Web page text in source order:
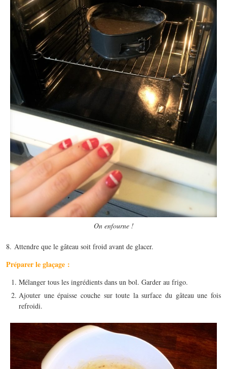
On enfourne !
8. Attendre que le gâteau soit froid avant de glacer.
Préparer le glaçage :
Mélanger tous les ingrédients dans un bol. Garder au frigo.
Ajouter une épaisse couche sur toute la surface du gâteau une fois
refroidi.